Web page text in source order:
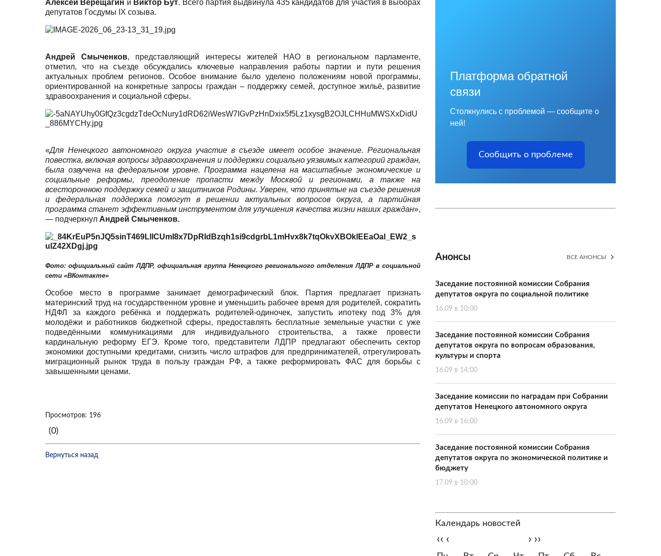
Алексей Верещагин и Виктор Бут. Всего партия выдвинула 435 кандидатов для участия в выборах
депутатов Госдумы IX созыва.
Андрей Смыченков, представляющий интересы жителей НАО в региональном парламенте,
отметил, что на съезде обсуждались ключевые направления работы партии и пути решения
актуальных проблем регионов. Особое внимание было уделено положениям новой программы,
ориентированной на конкретные запросы граждан – поддержку семей, доступное жильё, развитие
здравоохранения и социальной сферы.
«Для Ненецкого автономного округа участие в съезде имеет особое значение. Региональная
повестка, включая вопросы здравоохранения и поддержки социально уязвимых категорий граждан,
была озвучена на федеральном уровне. Программа нацелена на масштабные экономические и
социальные реформы, преодоление пропасти между Москвой и регионами, а также на
всестороннюю поддержку семей и защитников Родины. Уверен, что принятые на съезде решения
и федеральная поддержка помогут в решении актуальных вопросов округа, а партийная
программа станет эффективным инструментом для улучшения качества жизни наших граждан»,
— подчеркнул Андрей Смыченков.
Фото: официальный сайт ЛДПР, официальная группаНенецкого регионального отделения ЛДПРв социальной
сети «ВКонтакте»
Особое место в программе занимает демографический блок. Партия предлагает признать
материнский труд на государственном уровне и уменьшить рабочее время для родителей, сократить
НДФЛ за каждого ребёнка и поддержать родителей-одиночек, запустить ипотеку под 3% для
молодёжи и работников бюджетной сферы, предоставлять бесплатные земельные участки с уже
подведёнными коммуникациями для индивидуального строительства, а также провести
кардинальную реформу ЕГЭ. Кроме того, представители ЛДПР предлагают обеспечить сектор
экономики доступными кредитами, снизить число штрафов для предпринимателей, отрегулировать
миграционный рынок труда в пользу граждан РФ, а также реформировать ФАС для борьбы с
завышенными ценами.
Просмотров: 196
(0)
Вернуться назад
Платформа обратной
связи
Столкнулись с проблемой — сообщите о
ней!
Сообщить о проблеме
Анонсы ВСЕ АНОНСЫ
Заседание постоянной комиссии Собрания
депутатов округа по социальной политике
16.09 в 10:00
Заседание постоянной комиссии Собрания
депутатов округа по вопросам образования,
культуры и спорта
16.09 в 14:00
Заседание комиссии по наградам при Собрании
депутатов Ненецкого автономного округа
16.09 в 16:00
Заседание постоянной комиссии Собрания
депутатов округа по экономической политике и
бюджету
17.09 в 10:00
Календарь новостей
‹‹ ‹ › ››